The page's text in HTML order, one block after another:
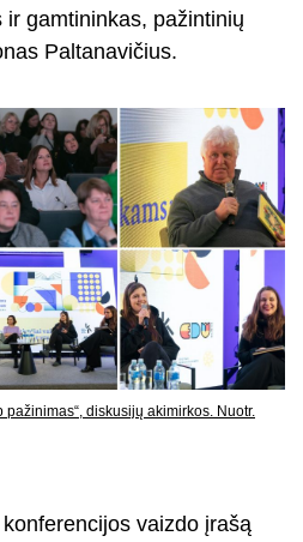
gamtininkas, pažintinių
Paltanavičius.
diskusijų akimirkos. Nuotr.
vaizdo įrašą